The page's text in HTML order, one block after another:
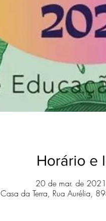
Horário e
20 de mar. de
Casa da Terra, Rua Aurélia,